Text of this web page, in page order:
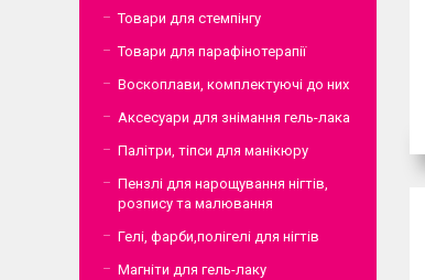
Товари для стемпінгу
Товари для парафінотерапії
Воскоплави, комплектуючі до них
Аксесуари для знімання гель-лака
Палітри, тіпси для манікюру
Пензлі для нарощування нігтів,
розпису та малювання
Гелі, фарби,полігелі для нігтів
Магніти для гель-лаку